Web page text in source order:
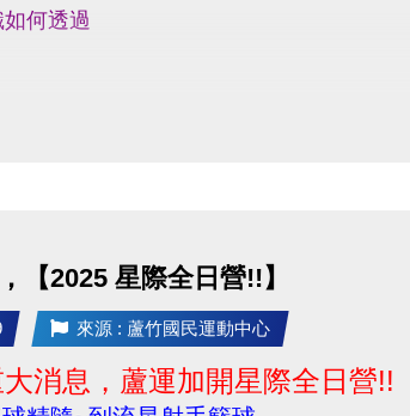
何透過
【2025 星際全日營!!】
來源 : 蘆竹國民運動中心
消息，蘆運加開星際全日營!!